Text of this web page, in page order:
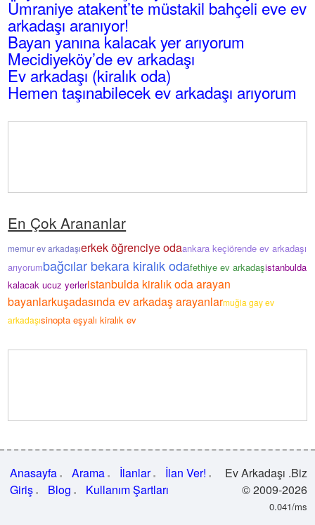
Ümraniye atakent’te müstakil bahçeli eve ev
arkadaşı aranıyor!
Bayan yanına kalacak yer arıyorum
Mecidiyeköy’de ev arkadaşı
Ev arkadaşı (kiralık oda)
Hemen taşınabilecek ev arkadaşı arıyorum
En Çok Arananlar
memur ev arkadaşıerkek öğrenciye odaankara keçiörende ev arkadaşı
arıyorumbağcılar bekara kiralık odafethiye ev arkadaşistanbulda
kalacak ucuz yerleristanbulda kiralık oda arayan
bayanlarkuşadasında ev arkadaş arayanlarmuğla gay ev
arkadaşısinopta eşyalı kiralık ev
Anasayfa Arama İlanlar
İlan Ver!
Giriş
Blog Kullanım Şartları
Ev Arkadaşı .Biz
© 2009-2026
0.041/ms